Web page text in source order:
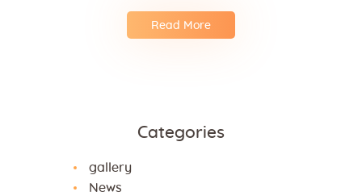
Read More
Categories
gallery
News